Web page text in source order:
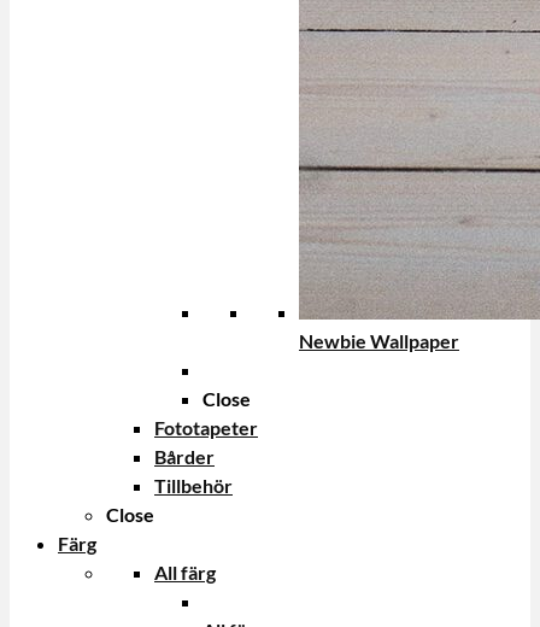
Newbie Wallpaper
Close
Fototapeter
Bårder
Tillbehör
Close
Färg
All färg